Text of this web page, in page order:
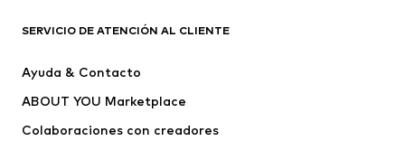
Vestidos
Camisetas y tops
Chaquetas
Jerséis y punto
SERVICIO DE ATENCIÓN AL CLIENTE
Ayuda & Contacto
ABOUT YOU Marketplace
Colaboraciones con creadores